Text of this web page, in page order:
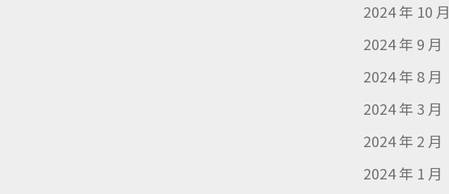
2024 年 10 月
2024 年 9 月
2024 年 8 月
2024 年 3 月
2024 年 2 月
2024 年 1 月